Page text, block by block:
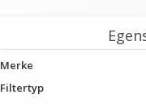
Merke
Filtertyp